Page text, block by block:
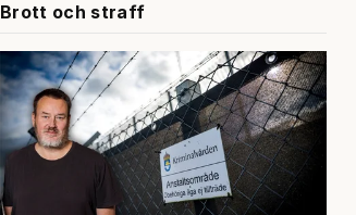
Brott och straff